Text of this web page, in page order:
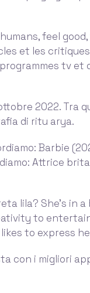
feel
et les
tv et
2022. Tra
di ritu arya.
Barbie
Attrice
lila? She’s in
to
to express
con i migliori